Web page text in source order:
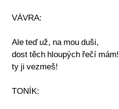
VÁVRA:
Ale teď už, na mou duši,
dost těch hloupých řečí mám!
ty ji vezmeš!
TONÍK: